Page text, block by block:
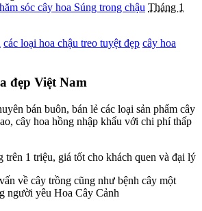
sóc cây hoa Súng trong chậu Tháng 1
các loại hoa chậu treo tuyệt đẹp cây hoa
đẹp Việt Nam
bán buôn, bán lẻ các loại sản phẩm cây
cây hoa hồng nhập khẩu với chi phí thấp
trên 1 triệu, giá tốt cho khách quen và đại lý
về cây trồng cũng như bệnh cây một
người yêu Hoa Cây Cảnh